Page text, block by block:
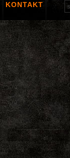
KONTAKT